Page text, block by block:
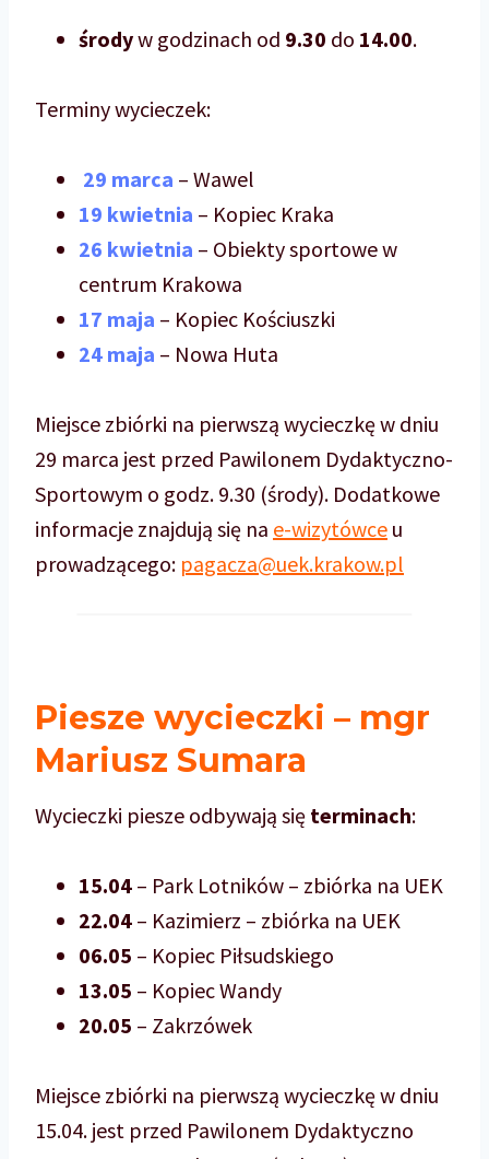
środyw godzinach od 9.30 do 14.00.
Terminy wycieczek:
29 marca – Wawel
19 kwietnia – Kopiec Kraka
26 kwietnia – Obiekty sportowe w
centrum Krakowa
17 maja – Kopiec Kościuszki
24 maja – Nowa Huta
Miejsce zbiórki na pierwszą wycieczkę w dniu
29 marca jest przed Pawilonem Dydaktyczno-
Sportowym o godz. 9.30 (środy). Dodatkowe
informacje znajdują się na e-wizytówce u
prowadzącego: pagacza@uek.krakow.pl
Piesze wycieczki – mgr
Mariusz Sumara
Wycieczki piesze odbywają się terminach:
15.04 – Park Lotników – zbiórka na UEK
22.04 – Kazimierz – zbiórka na UEK
06.05 – Kopiec Piłsudskiego
13.05 – Kopiec Wandy
20.05 – Zakrzówek
Miejsce zbiórki na pierwszą wycieczkę w dniu
15.04. jest przed Pawilonem Dydaktyczno